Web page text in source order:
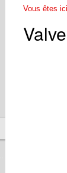
Vous êtes